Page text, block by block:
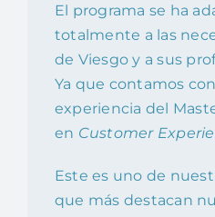
El programa se ha
totalmente a las
de Viesgo y a sus
Ya que contamos
experiencia del
en Customer
Este es uno de
que más destacan